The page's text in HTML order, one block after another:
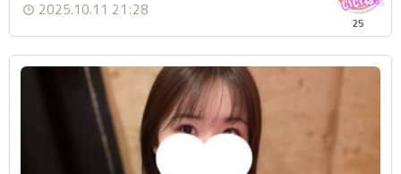
2025.10.11 21:28
25